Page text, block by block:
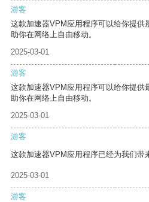
游客
这款加速器VPM应用程序可以给你提供
助你在网络上自由移动。
2025-03-01
游客
这款加速器VPM应用程序可以给你提供
助你在网络上自由移动。
2025-03-01
游客
这款加速器VPM应用程序已经为我们带
2025-03-01
游客